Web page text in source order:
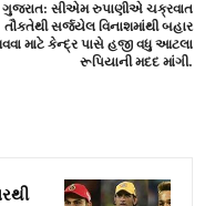
ગુજરાત: સીએમ રુપાણીએ ચક્રવાત
તૌકતેથી સર્જયેલ વિનાશમાંથી બહાર
માટે કેન્દ્ર પાસે હજી વધુ આટલા
રૂપિયાની મદદ માંગી.